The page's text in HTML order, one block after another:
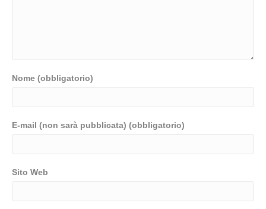
Nome (obbligatorio)
E-mail (non sarà pubblicata) (obbligatorio)
Sito Web